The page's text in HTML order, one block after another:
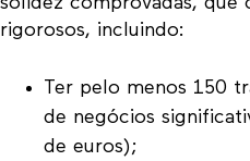
rigorosos, incluindo:
Ter pelo menos 150
de negócios
de euros);